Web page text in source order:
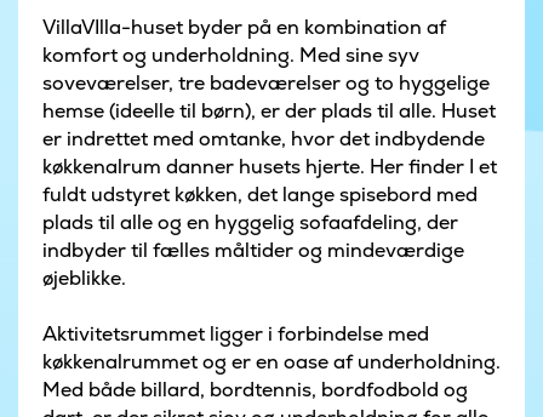
VillaVIlla-huset byder på en kombination af
komfort og underholdning. Med sine syv
soveværelser, tre badeværelser og to hyggelige
hemse (ideelle til børn), er der plads til alle. Huset
er indrettet med omtanke, hvor det indbydende
køkkenalrum danner husets hjerte. Her finder I et
fuldt udstyret køkken, det lange spisebord med
plads til alle og en hyggelig sofaafdeling, der
indbyder til fælles måltider og mindeværdige
øjeblikke.
Aktivitetsrummet ligger i forbindelse med
køkkenalrummet og er en oase af underholdning.
Med både billard, bordtennis, bordfodbold og